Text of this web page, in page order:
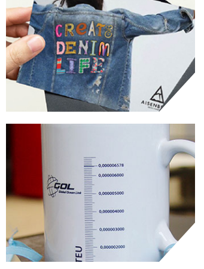
AISENBERG
креативна ідея
GLOBAL OCEAN LINK
реклама